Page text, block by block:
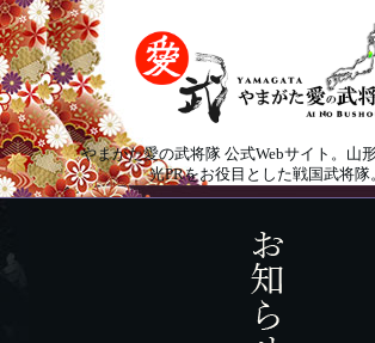
やまがた愛の武将隊 公式Webサイト。山
光PRをお役目とした戦国武将隊